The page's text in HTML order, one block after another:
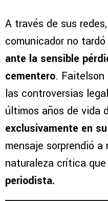
A través de sus
comunicador no
ante la sensible
cementero. Faitelson
las controversias
últimos años de vida
exclusivamente en su